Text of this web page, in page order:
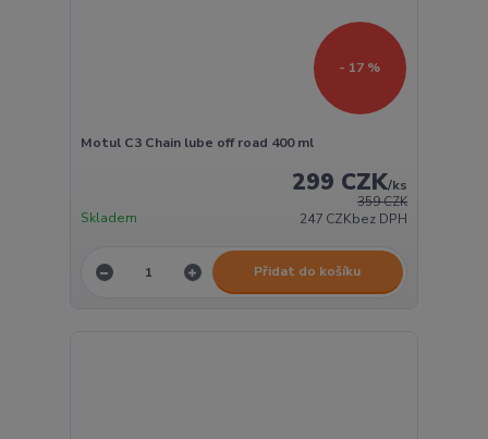
- 17 %
Motul C3 Chain lube off road 400 ml
359 CZK
299 CZK/ks
247 CZKbez DPH
Skladem
Přidat do košíku